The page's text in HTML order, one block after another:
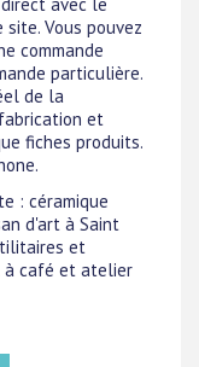
Vous pouvez
commande
particulière.
de la
et
fiches produits.
: céramique
d'art à Saint
et
à café et atelier